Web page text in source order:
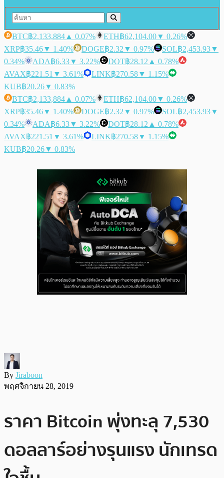
BTC฿2,133,884 ▲ 0.07% ETH฿62,104.00▼ 0.26%
XRP฿35.46▼ 1.40% DOGE฿2.32 ▼ 0.97% SOL฿2,453.93▼
0.34%
ADA฿6.33▼ 3.22% DOT฿28.12 ▲ 0.78%
AVAX฿221.51 ▼ 3.61% LINK฿270.58▼ 1.15%
KUB฿20.26▼ 0.83%
BTC฿2,133,884 ▲ 0.07% ETH฿62,104.00▼ 0.26%
XRP฿35.46▼ 1.40% DOGE฿2.32 ▼ 0.97% SOL฿2,453.93▼
0.34%
ADA฿6.33▼ 3.22% DOT฿28.12 ▲ 0.78%
AVAX฿221.51 ▼ 3.61% LINK฿270.58▼ 1.15%
KUB฿20.26▼ 0.83%
By Jiraboon
พฤศจิกายน 28, 2019
ราคา Bitcoin พุ่งทะลุ 7,530
ดอลลาร์อย่างรุนแรง นักเทรด